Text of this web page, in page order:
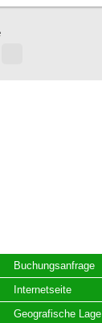
Buchungsanfrage
Internetseite
Geografische Lage